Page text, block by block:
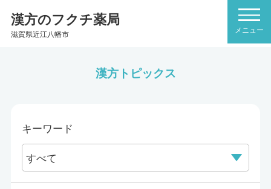
漢方のフクチ薬局
滋賀県近江八幡市
漢方トピックス
キーワード